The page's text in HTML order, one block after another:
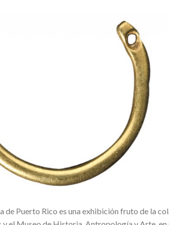
de Puerto Rico es una exhibición fruto de la